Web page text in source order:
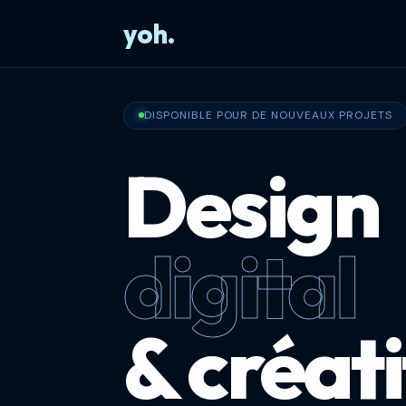
yoh.
DISPONIBLE POUR DE NOUVEAUX PROJETS
Design
digital
&